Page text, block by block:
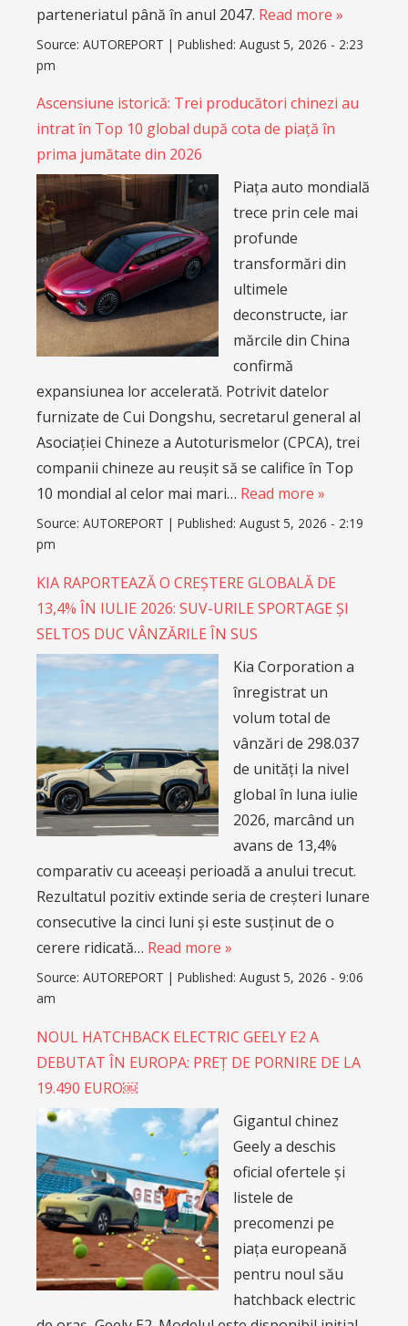
parteneriatul până în anul 2047. Read more »
Source: AUTOREPORT | Published: August 5, 2026 - 2:23
pm
Ascensiune istorică: Trei producători chinezi au
intrat în Top 10 global după cota de piață în
prima jumătate din 2026
Piața auto mondială
trece prin cele mai
profunde
transformări din
ultimele
deconstructe, iar
mărcile din China
confirmă
expansiunea lor accelerată. Potrivit datelor
furnizate de Cui Dongshu, secretarul general al
Asociației Chineze a Autoturismelor (CPCA), trei
companii chineze au reușit să se califice în Top
10 mondial al celor mai mari… Read more »
Source: AUTOREPORT | Published: August 5, 2026 - 2:19
pm
KIA RAPORTEAZĂ O CREȘTERE GLOBALĂ DE
13,4% ÎN IULIE 2026: SUV-URILE SPORTAGE ȘI
SELTOS DUC VÂNZĂRILE ÎN SUS
Kia Corporation a
înregistrat un
volum total de
vânzări de 298.037
de unități la nivel
global în luna iulie
2026, marcând un
avans de 13,4%
comparativ cu aceeași perioadă a anului trecut.
Rezultatul pozitiv extinde seria de creșteri lunare
consecutive la cinci luni și este susținut de o
cerere ridicată… Read more »
Source: AUTOREPORT | Published: August 5, 2026 - 9:06
am
NOUL HATCHBACK ELECTRIC GEELY E2 A
DEBUTAT ÎN EUROPA: PREȚ DE PORNIRE DE LA
19.490 EURO￼
Gigantul chinez
Geely a deschis
oficial ofertele și
listele de
precomenzi pe
piața europeană
pentru noul său
hatchback electric